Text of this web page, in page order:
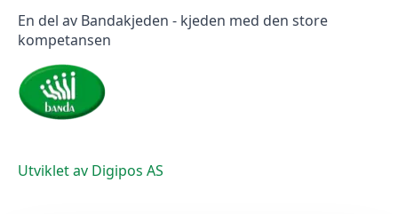
En del av Bandakjeden - kjeden med den store
kompetansen
Utviklet av Digipos AS